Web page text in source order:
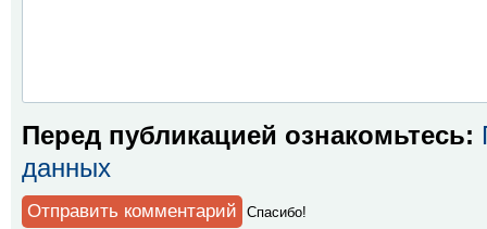
Перед публикацией ознакомьтесь:
данных
Спaсибо!